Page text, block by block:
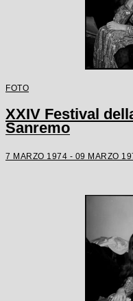
FOTO
XXIV Festival
Sanremo
7 MARZO 1974 - 09 MARZO